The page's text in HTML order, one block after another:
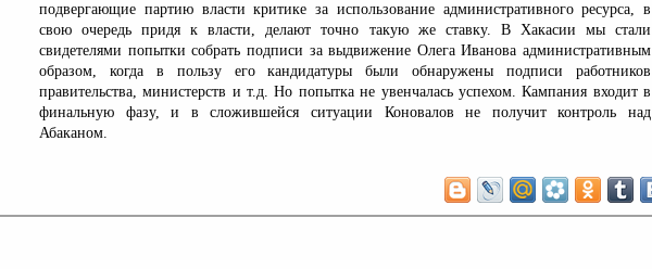
подвергающие партию власти критике за использование административного ресурса, в
свою очередь придя к власти, делают точно такую же ставку. В Хакасии мы стали
свидетелями попытки собрать подписи за выдвижение Олега Иванова административным
образом, когда в пользу его кандидатуры были обнаружены подписи работников
правительства, министерств и т.д. Но попытка не увенчалась успехом. Кампания входит в
финальную фазу, и в сложившейся ситуации Коновалов не получит контроль над
Абаканом.